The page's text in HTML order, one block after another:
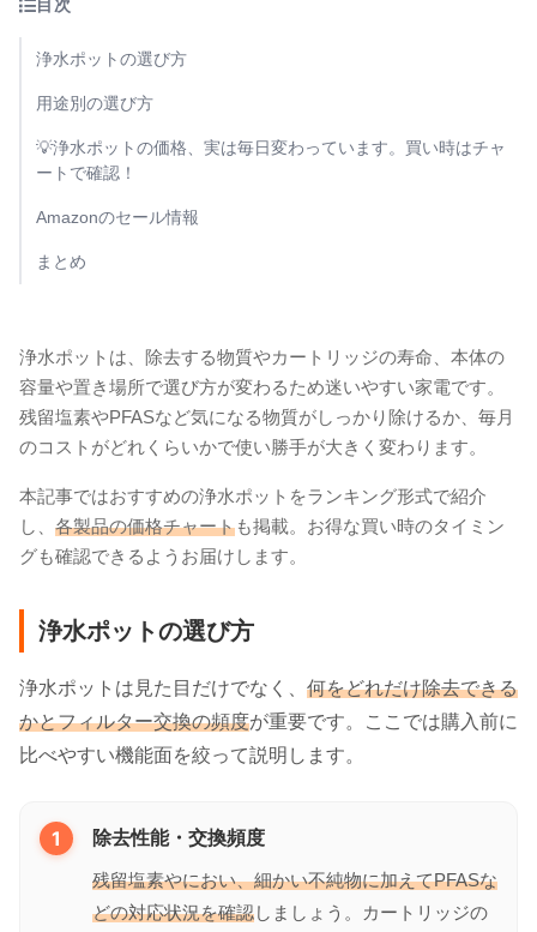
目次
浄水ポットの選び方
用途別の選び方
💡浄水ポットの価格、実は毎日変わっています。買い時はチャ
ートで確認！
Amazonのセール情報
まとめ
浄水ポットは、除去する物質やカートリッジの寿命、本体の
容量や置き場所で選び方が変わるため迷いやすい家電です。
残留塩素やPFASなど気になる物質がしっかり除けるか、毎月
のコストがどれくらいかで使い勝手が大きく変わります。
本記事ではおすすめの浄水ポットをランキング形式で紹介
し、 各製品の価格チャートも掲載。お得な買い時のタイミン
グも確認できるようお届けします。
浄水ポットの選び方
浄水ポットは見た目だけでなく、 何をどれだけ除去できる
かとフィルター交換の頻度が重要です。ここでは購入前に
比べやすい機能面を絞って説明します。
1 除去性能・交換頻度
残留塩素やにおい、細かい不純物に加えてPFASな
どの対応状況を確認しましょう。カートリッジの